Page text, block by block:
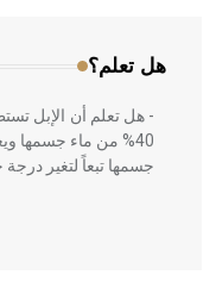
هل تعلم؟
- هل تعلم أن الإبل
40% من ماء جسمها
جسمها تبعاً لتغير درجة